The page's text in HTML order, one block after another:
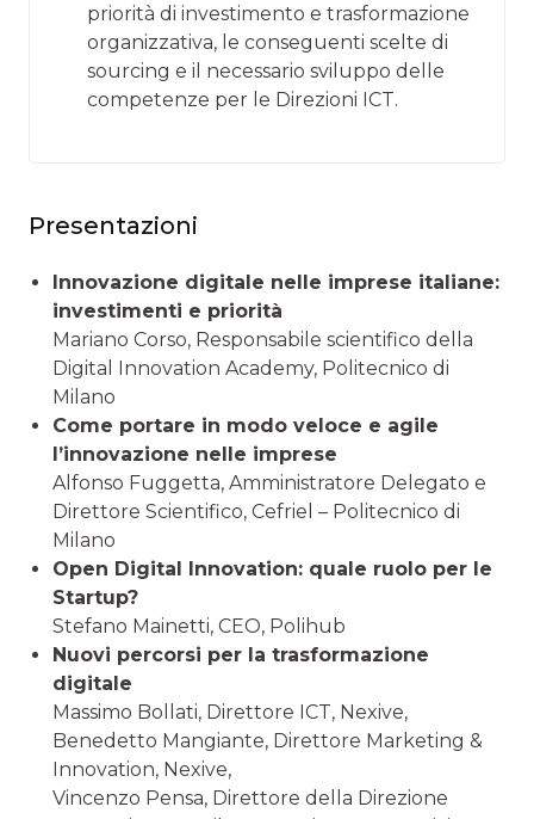
priorità di investimento e trasformazione
organizzativa, le conseguenti scelte di
sourcing e il necessario sviluppo delle
competenze per le Direzioni ICT.
Presentazioni
Innovazione digitale nelle imprese italiane:
investimenti e priorità
Mariano Corso, Responsabile scientifico della
Digital Innovation Academy, Politecnico di
Milano
Come portare in modo veloce e agile
l’innovazione nelle imprese
Alfonso Fuggetta, Amministratore Delegato e
Direttore Scientifico, Cefriel – Politecnico di
Milano
Open Digital Innovation: quale ruolo per le
Startup?
Stefano Mainetti, CEO, Polihub
Nuovi percorsi per la trasformazione
digitale
Massimo Bollati, Direttore ICT, Nexive,
Benedetto Mangiante, Direttore Marketing &
Innovation, Nexive,
Vincenzo Pensa, Direttore della Direzione